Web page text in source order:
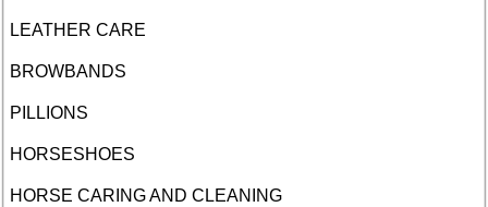
LEATHER CARE
BROWBANDS
PILLIONS
HORSESHOES
HORSE CARING AND CLEANING